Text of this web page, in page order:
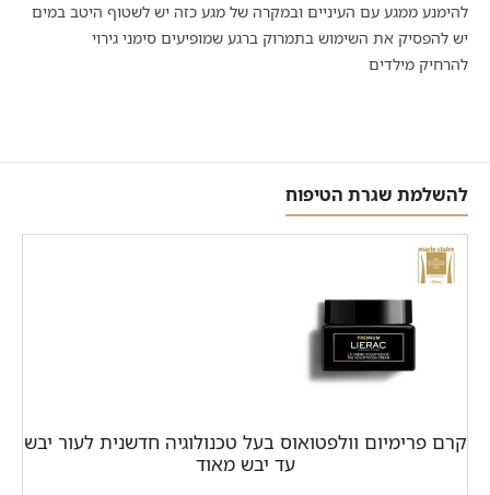
להימנע ממגע עם העיניים ובמקרה של מגע כזה יש לשטוף היטב במים
יש להפסיק את השימוש בתמרוק ברגע שמופיעים סימני גירוי
להרחיק מילדים
להשלמת שגרת הטיפוח
קרם פרימיום וולפטואוס בעל טכנולוגיה חדשנית לעור יבש
עד יבש מאוד